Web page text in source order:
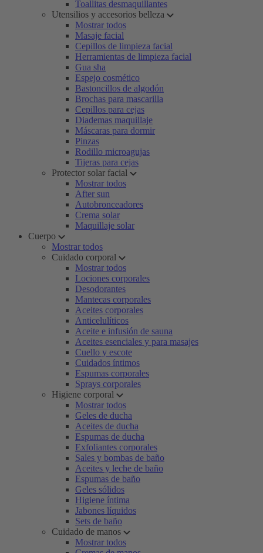
Toallitas desmaquillantes
Utensilios y accesorios belleza
Mostrar todos
Masaje facial
Cepillos de limpieza facial
Herramientas de limpieza facial
Gua sha
Espejo cosmético
Bastoncillos de algodón
Brochas para mascarilla
Cepillos para cejas
Diademas maquillaje
Máscaras para dormir
Pinzas
Rodillo microagujas
Tijeras para cejas
Protector solar facial
Mostrar todos
After sun
Autobronceadores
Crema solar
Maquillaje solar
Cuerpo
Mostrar todos
Cuidado corporal
Mostrar todos
Lociones corporales
Desodorantes
Mantecas corporales
Aceites corporales
Anticelulíticos
Aceite e infusión de sauna
Aceites esenciales y para masajes
Cuello y escote
Cuidados íntimos
Espumas corporales
Sprays corporales
Higiene corporal
Mostrar todos
Geles de ducha
Aceites de ducha
Espumas de ducha
Exfoliantes corporales
Sales y bombas de baño
Aceites y leche de baño
Espumas de baño
Geles sólidos
Higiene íntima
Jabones líquidos
Sets de baño
Cuidado de manos
Mostrar todos